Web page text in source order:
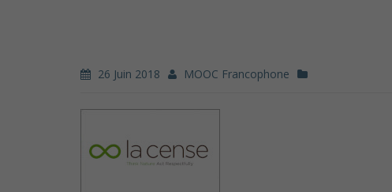
26 Juin 2018 MOOC Francophone